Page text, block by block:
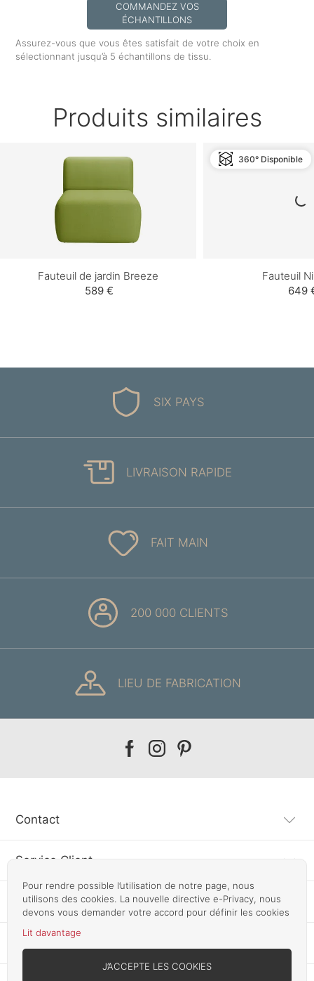
Pour rendre possible l’utilisation de notre page, nous
utilisons des cookies. La nouvelle directive e-Privacy, nous
devons vous demander votre accord pour définir les cookies
Lit davantage
J’ACCEPTE LES COOKIES
COMMANDEZ VOS
ÉCHANTILLONS
Assurez-vous que vous êtes satisfait de votre choix en
sélectionnant jusqu’à 5 échantillons de tissu.
Produits similaires
Fauteuil de jardin Breeze
589 €
360° Disponible
Fauteuil
649
SIX PAYS
LIVRAISON RAPIDE
FAIT MAIN
200 000 CLIENTS
LIEU DE FABRICATION
Our
Our
Our
Contact
Service Client
Information
Autres pays